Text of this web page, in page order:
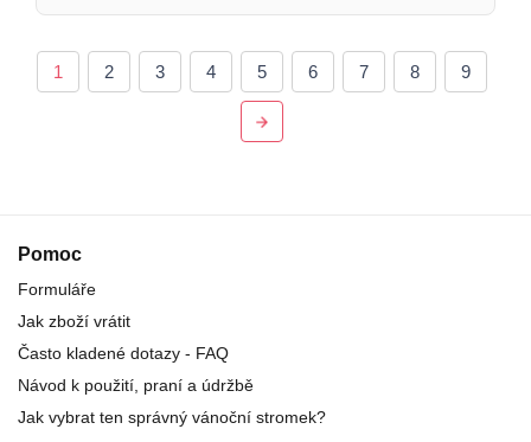
1 2 3 4 5 6 7 8 9
Pomoc
Formuláře
Jak zboží vrátit
Často kladené dotazy - FAQ
Návod k použití, praní a údržbě
Jak vybrat ten správný vánoční stromek?